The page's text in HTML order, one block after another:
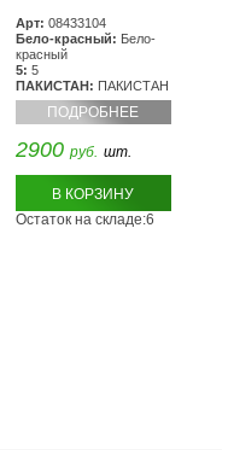
Арт: 08433104
Бело-красный: Бело-
красный
5: 5
ПАКИСТАН: ПАКИСТАН
ПОДРОБНЕЕ
2900 руб. шт.
В КОРЗИНУ
Остаток на складе:6